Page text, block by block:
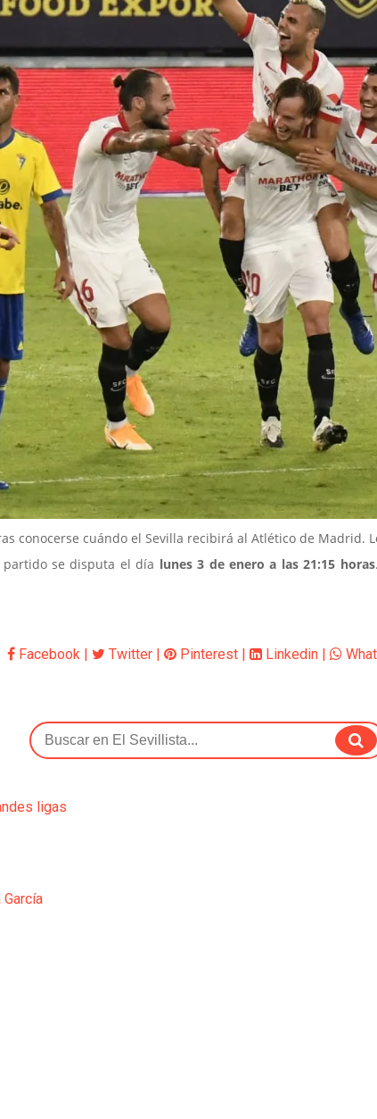
conocerse cuándo el Sevilla recibirá al Atlético de
se disputa el día lunes 3 de enero a las 21:15 horas
Facebook | Twitter | Pinterest | Linkedin |
ligas